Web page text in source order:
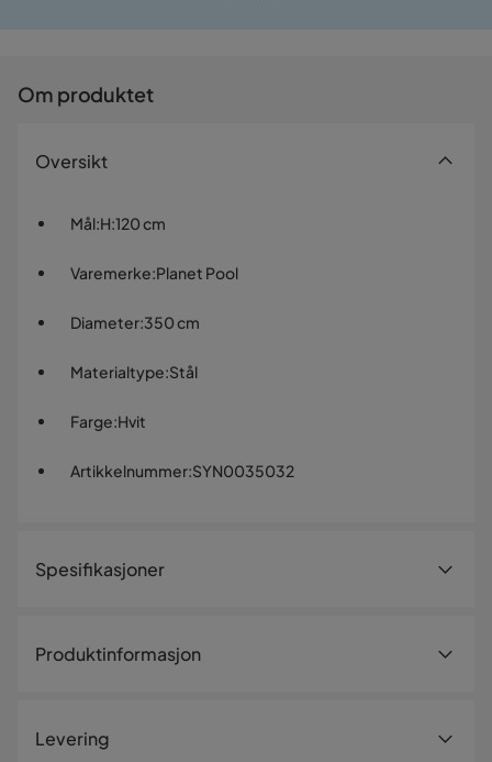
Om produktet
Oversikt
Mål:H:120 cm
Varemerke:Planet Pool
Diameter:350 cm
Materialtype:Stål
Farge:Hvit
Artikkelnummer:SYN0035032
Spesifikasjoner
Størrelse
Høyde
Produktinformasjon
Levering